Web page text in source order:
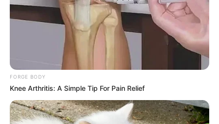
FORGE BODY
Knee Arthritis: A Simple Tip For Pain Relief